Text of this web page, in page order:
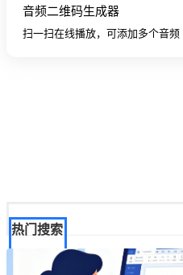
音频二维码生成器
扫一扫在线播放，可添加多个音频
热门搜索